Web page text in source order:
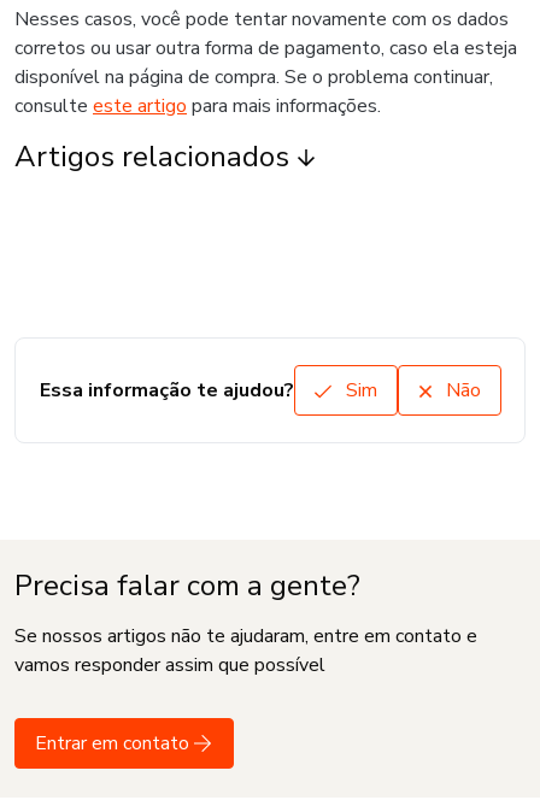
Nesses casos, você pode tentar novamente com os dados
corretos ou usar outra forma de pagamento, caso ela esteja
disponível na página de compra. Se o problema continuar,
consulte este artigo para mais informações.
Artigos relacionados
Essa informação te ajudou? Sim Não
Precisa falar com a gente?
Se nossos artigos não te ajudaram, entre em contato e
vamos responder assim que possível
Entrar em contato